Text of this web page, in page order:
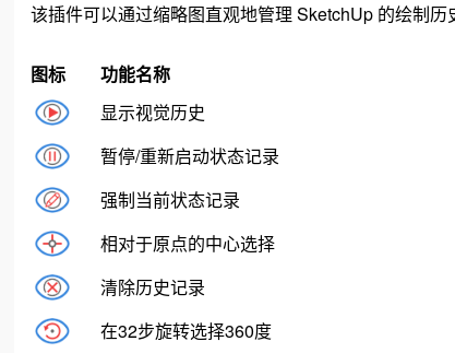
该插件可以通过缩略图直观地管理 SketchUp 的绘制历
图标
功能名称
显示视觉历史
暂停/重新启动状态记录
强制当前状态记录
相对于原点的中心选择
清除历史记录
在32步旋转选择360度